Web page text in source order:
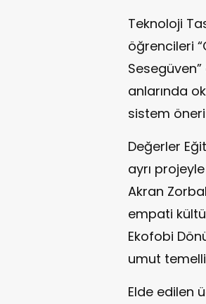
Teknoloji
öğrencileri
anlarında
sistem
Değerler
ayrı
Akran
empati
Ekofobi
umut
Elde edilen